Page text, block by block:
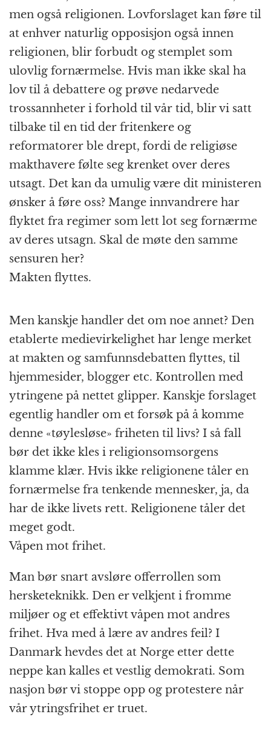
men også religionen. Lovforslaget kan føre til
at enhver naturlig opposisjon også innen
religionen, blir forbudt og stemplet som
ulovlig fornærmelse. Hvis man ikke skal ha
lov til å debattere og prøve nedarvede
trossannheter i forhold til vår tid, blir vi satt
tilbake til en tid der fritenkere og
reformatorer ble drept, fordi de religiøse
makthavere følte seg krenket over deres
utsagt. Det kan da umulig være dit ministeren
ønsker å føre oss? Mange innvandrere har
flyktet fra regimer som lett lot seg fornærme
av deres utsagn. Skal de møte den samme
sensuren her?
Makten flyttes.
Men kanskje handler det om noe annet? Den
etablerte medievirkelighet har lenge merket
at makten og samfunnsdebatten flyttes, til
hjemmesider, blogger etc. Kontrollen med
ytringene på nettet glipper. Kanskje forslaget
egentlig handler om et forsøk på å komme
denne «tøylesløse» friheten til livs? I så fall
bør det ikke kles i religionsomsorgens
klamme klær. Hvis ikke religionene tåler en
fornærmelse fra tenkende mennesker, ja, da
har de ikke livets rett. Religionene tåler det
meget godt.
Våpen mot frihet.
Man bør snart avsløre offerrollen som
hersketeknikk. Den er velkjent i fromme
miljøer og et effektivt våpen mot andres
frihet. Hva med å lære av andres feil? I
Danmark hevdes det at Norge etter dette
neppe kan kalles et vestlig demokrati. Som
nasjon bør vi stoppe opp og protestere når
vår ytringsfrihet er truet.